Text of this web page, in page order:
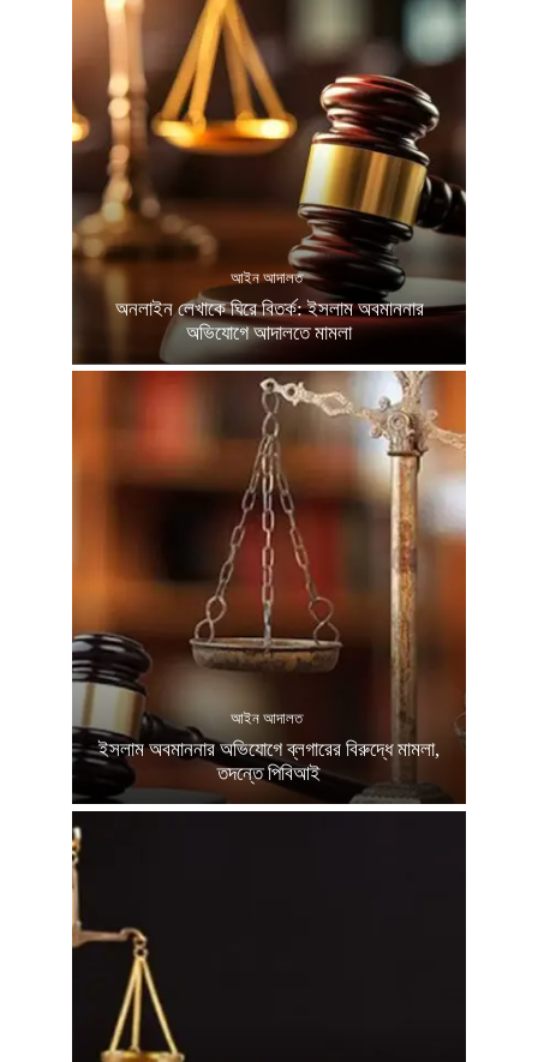
আইন আদালত
অনলাইন লেখাকে ঘিরে বিতর্ক: ইসলাম অবমাননার
অভিযোগে আদালতে মামলা
আইন আদালত
ইসলাম অবমাননার অভিযোগে ব্লগারের বিরুদ্ধে মামলা,
তদন্তে পিবিআই